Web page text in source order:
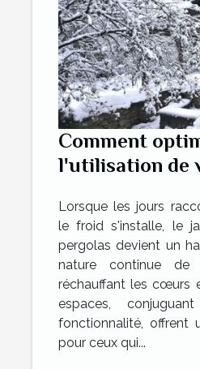
Comment
l'utilisation de
Lorsque les jours
le froid s'installe, le
pergolas devient un
nature continue de
réchauffant les cœurs
espaces,
fonctionnalité, offrent
pour ceux qui...